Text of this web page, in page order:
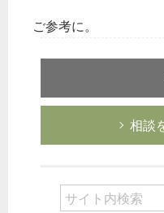
ご参考に。
相談